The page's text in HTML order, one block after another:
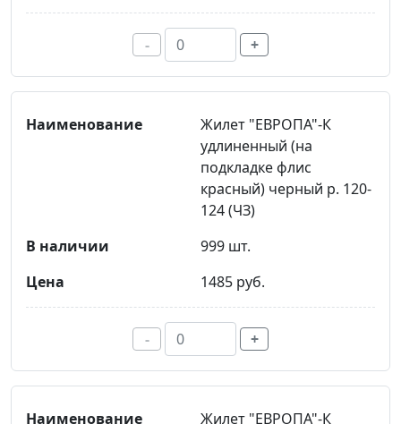
- +
Жилет "ЕВРОПА"-К
удлиненный (на
подкладке флис
красный) черный р. 120-
124 (ЧЗ)
999 шт.
1485 руб.
- +
Жилет "ЕВРОПА"-К